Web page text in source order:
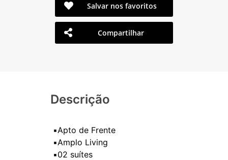
Salvar nos favoritos
Compartilhar
Descrição
▪️Apto de Frente
▪️Amplo Living
▪️02 suítes